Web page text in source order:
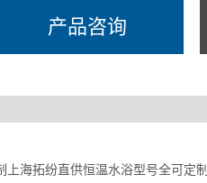
产品咨询
上海拓纷直供恒温水浴型号全可定制